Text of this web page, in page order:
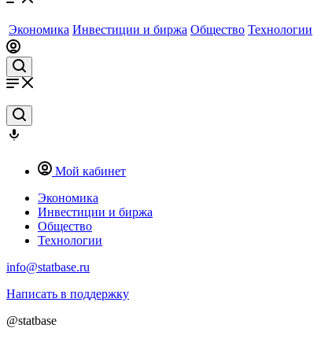
Экономика Инвестиции и биржа Общество Технологии
Мой кабинет
Экономика
Инвестиции и биржа
Общество
Технологии
info@statbase.ru
Написать в поддержку
@statbase